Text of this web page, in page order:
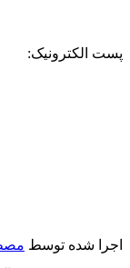
پست الکترونیک:
اجرا شده توسط